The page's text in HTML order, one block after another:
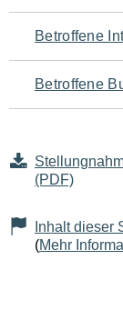
für
den
Betroffene
Betroffene
(PDF)
Inhalt dieser
(Mehr